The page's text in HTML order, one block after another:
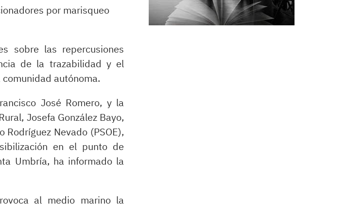
por marisqueo
sobre las repercusiones
de la trazabilidad y el
autónoma.
José Romero, y la
Josefa González Bayo,
Nevado (PSOE),
en el punto de
Umbría, ha informado la
al medio marino la